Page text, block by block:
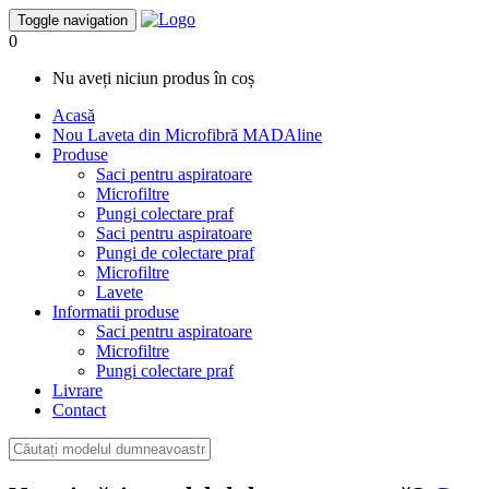
Toggle navigation
0
Nu aveți niciun produs în coș
Acasă
Nou Laveta din Microfibră MADAline
Produse
Saci pentru aspiratoare
Microfiltre
Pungi colectare praf
Saci pentru aspiratoare
Pungi de colectare praf
Microfiltre
Lavete
Informatii produse
Saci pentru aspiratoare
Microfiltre
Pungi colectare praf
Livrare
Contact